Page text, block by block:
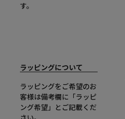
す。
ラッピングについて
ラッピングをご希望のお
客様は備考欄に「ラッピ
ング希望」とご記載くだ